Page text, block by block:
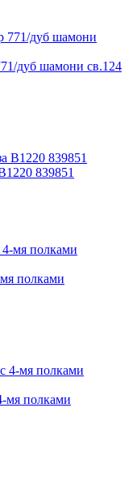
дуб шамони св.124
839851
полками
мя полками